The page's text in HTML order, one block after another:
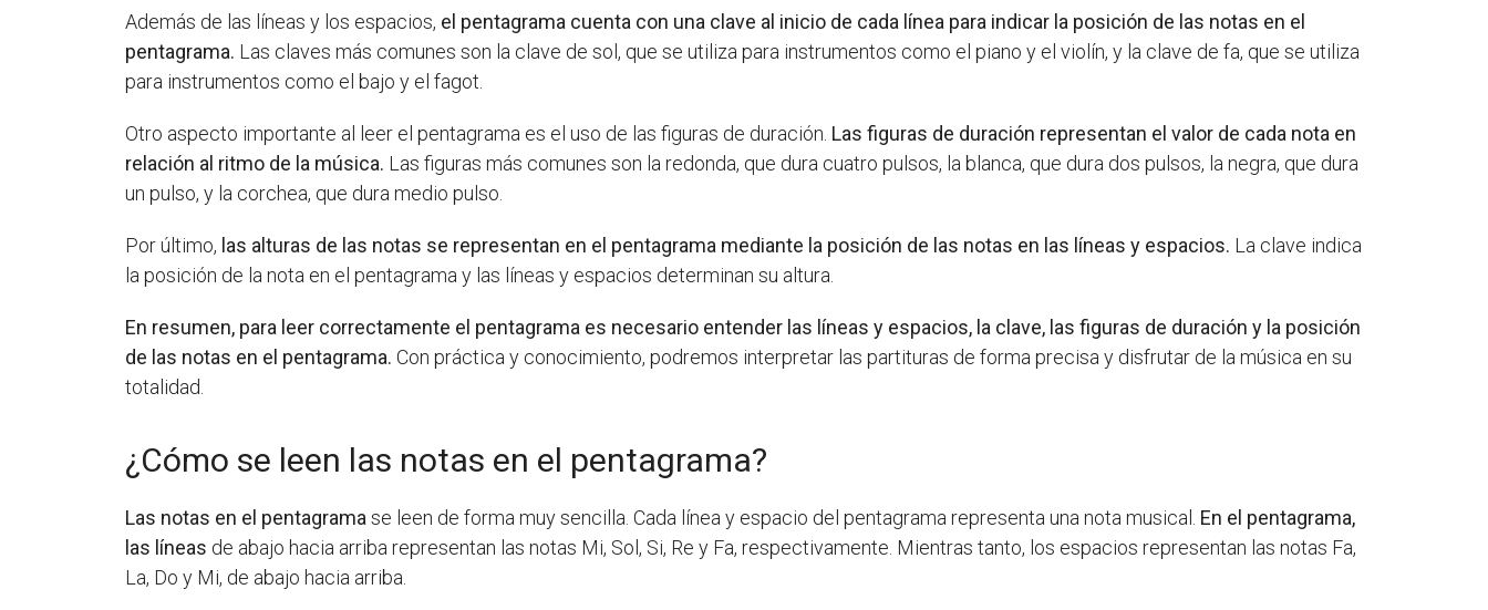
Además de las líneas y los espacios, el pentagrama cuenta con una clave al inicio de cada línea para indicar la posición de las notas en el
pentagrama. Las claves más comunes son la clave de sol, que se utiliza para instrumentos como el piano y el violín, y la clave de fa, que se utiliza
para instrumentos como el bajo y el fagot.
Otro aspecto importante al leer el pentagrama es el uso de las figuras de duración. Las figuras de duración representan el valor de cada nota en
relación al ritmo de la música. Las figuras más comunes son la redonda, que dura cuatro pulsos, la blanca, que dura dos pulsos, la negra, que dura
un pulso, y la corchea, que dura medio pulso.
Por último, las alturas de las notas se representan en el pentagrama mediante la posición de las notas en las líneas y espacios. La clave indica
la posición de la nota en el pentagrama y las líneas y espacios determinan su altura.
En resumen, para leer correctamente el pentagrama es necesario entender las líneas y espacios, la clave, las figuras de duración y la posición
de las notas en el pentagrama. Con práctica y conocimiento, podremos interpretar las partituras de forma precisa y disfrutar de la música en su
totalidad.
¿Cómo se leen las notas en el pentagrama?
Las notas en el pentagramase leen de forma muy sencilla. Cada línea y espacio del pentagrama representa una nota musical. En el pentagrama,
las líneas de abajo hacia arriba representan las notas Mi, Sol, Si, Re y Fa, respectivamente. Mientras tanto, los espacios representan las notas Fa,
La, Do y Mi, de abajo hacia arriba.